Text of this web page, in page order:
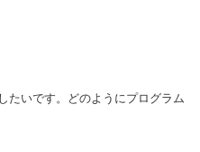
たいです。どのようにプログラム